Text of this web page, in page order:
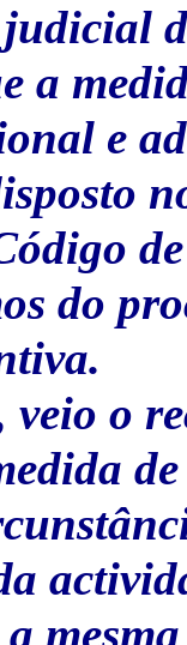
a
e
do
veio o